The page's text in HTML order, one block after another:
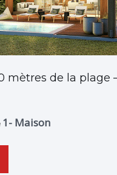
mètres de la plage
1- Maison